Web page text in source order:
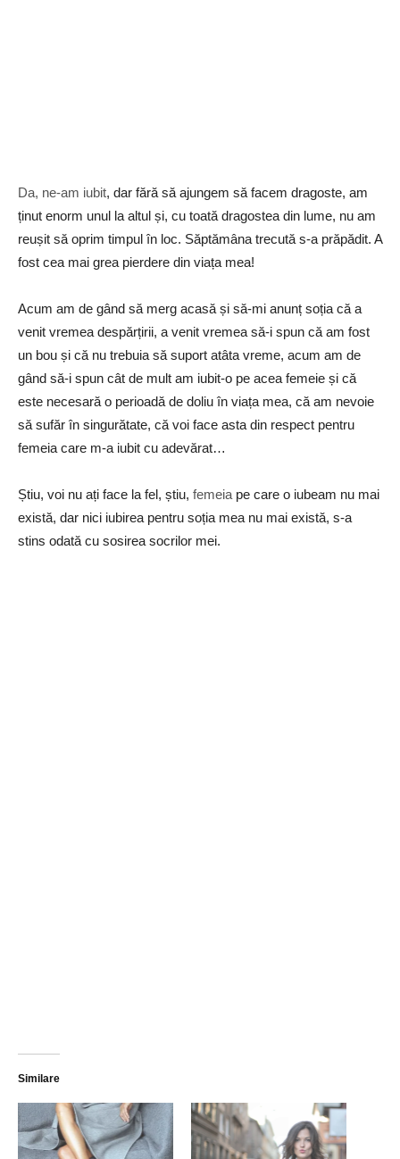
Da, ne-am iubit, dar fără să ajungem să facem dragoste, am
ținut enorm unul la altul și, cu toată dragostea din lume, nu am
reușit să oprim timpul în loc. Săptămâna trecută s-a prăpădit. A
fost cea mai grea pierdere din viața mea!
Acum am de gând să merg acasă și să-mi anunț soția că a
venit vremea despărțirii, a venit vremea să-i spun că am fost
un bou și că nu trebuia să suport atâta vreme, acum am de
gând să-i spun cât de mult am iubit-o pe acea femeie și că
este necesară o perioadă de doliu în viața mea, că am nevoie
să sufăr în singurătate, că voi face asta din respect pentru
femeia care m-a iubit cu adevărat…
Știu, voi nu ați face la fel, știu, femeia pe care o iubeam nu mai
există, dar nici iubirea pentru soția mea nu mai există, s-a
stins odată cu sosirea socrilor mei.
Similare